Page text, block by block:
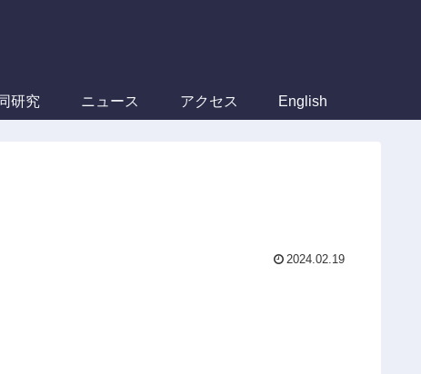
研究 ニュース アクセス English
2024.02.19